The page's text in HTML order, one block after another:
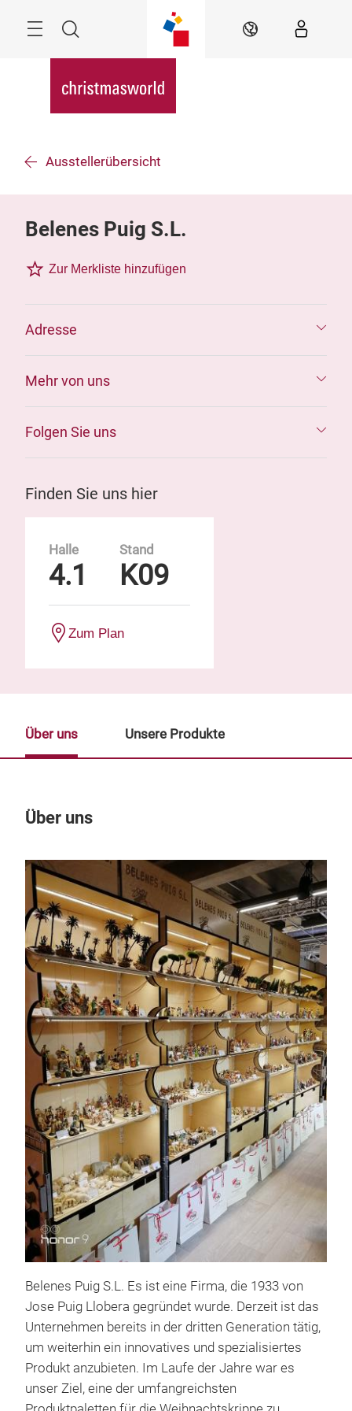
Suche DE
Ausstellerübersicht
Belenes Puig S.L.
Zur Merkliste hinzufügen
Adresse
Mehr von uns
Folgen Sie uns
Finden Sie uns hier
Halle
4.1
Stand
K09
Zum Plan
Über uns
Belenes Puig S.L. Es ist eine Firma, die 1933 von
Jose Puig Llobera gegründet wurde. Derzeit ist das
Unternehmen bereits in der dritten Generation tätig,
um weiterhin ein innovatives und spezialisiertes
Produkt anzubieten. Im Laufe der Jahre war es
unser Ziel, eine der umfangreichsten
Über uns Unsere Produkte